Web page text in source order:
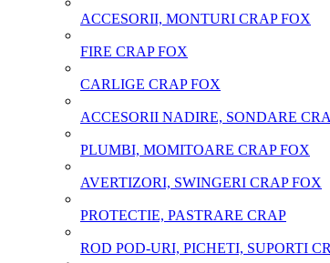
ACCESORII, MONTURI CRAP FOX
FIRE CRAP FOX
CARLIGE CRAP FOX
ACCESORII NADIRE, SONDARE
PLUMBI, MOMITOARE CRAP FOX
AVERTIZORI, SWINGERI CRAP FOX
PROTECTIE, PASTRARE CRAP
ROD POD-URI, PICHETI, SUPORTI